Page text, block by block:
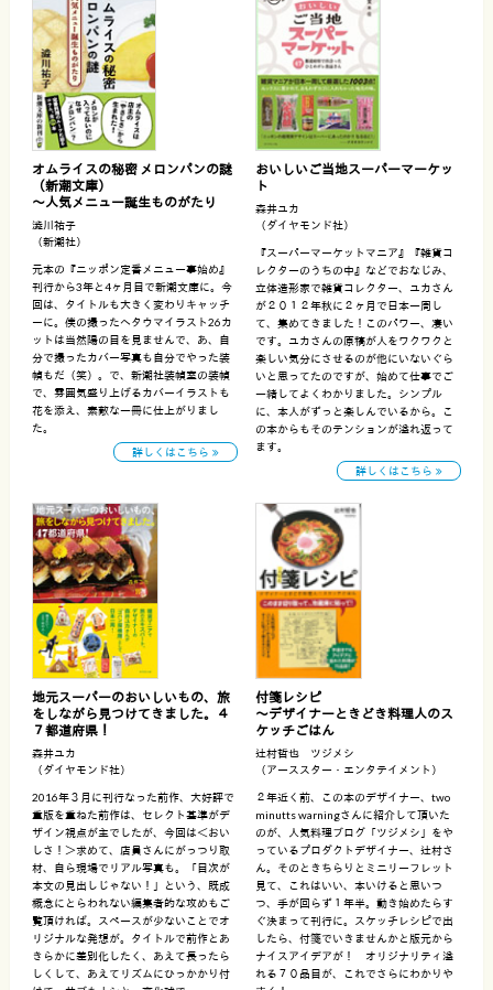
オムライスの秘密 メロンパンの謎
（新潮文庫）
〜人気メニュー誕生ものがたり
澁川祐子
（新潮社）
元本の『ニッポン定番メニュー事始め』
刊行から3年と4ヶ月目で新潮文庫に。今
回は、タイトルも大きく変わりキャッチ
ーに。僕の撮ったヘタウマイラスト26カ
ットは当然陽の目を見ませんで、あ、自
分で撮ったカバー写真も自分でやった装
幀もだ（笑）。で、新潮社装幀室の装幀
で、雰囲気盛り上げるカバーイラストも
花を添え、素敵な一冊に仕上がりまし
た。
詳しくはこちら
おいしいご当地スーパーマーケッ
ト
森井ユカ
（ダイヤモンド社）
『スーパーマーケットマニア』『雑貨コ
レクターのうちの中』などでおなじみ、
立体造形家で雑貨コレクター、ユカさん
が２０１２年秋に２ヶ月で日本一周し
て、集めてきました！このパワー、凄い
です。ユカさんの原稿が人をワクワクと
楽しい気分にさせるのが他にいないぐら
いと思ってたのですが、始めて仕事でご
一緒してよくわかりました。シンプル
に、本人がずっと楽しんでいるから。こ
の本からもそのテンションが溢れ返って
ます。
詳しくはこちら
地元スーパーのおいしいもの、旅
をしながら見つけてきました。４
７都道府県！
森井ユカ
（ダイヤモンド社）
2016年３月に刊行なった前作、大好評で
重版を重ねた前作は、セレクト基準がデ
ザイン視点が主でしたが、今回は＜おい
しさ！＞求めて、店員さんにがっつり取
材、自ら現場でリアル写真も。「目次が
本文の見出しじゃない！」という、既成
概念にとらわれない編集者的な攻めもご
覧頂ければ。スペースが少ないことでオ
リジナルな発想が。タイトルで前作とあ
きらかに差別化したく、あえて長ったら
しくして、あえてリズムにひっかかり付
付箋レシピ
〜デザイナーときどき料理人のス
ケッチごはん
辻村哲也 ツジメシ
（アーススター・エンタテイメント）
２年近く前、この本のデザイナー、two
minutts warningさんに紹介して頂いた
のが、人気料理ブログ「ツジメシ」をや
っているプロダクトデザイナー、辻村さ
ん。そのときちらりとミニリーフレット
見て、これはいい、本いけると思いつ
つ、手が回らず１年半。動き始めたらす
ぐ決まって刊行に。スケッチレシピで出
したら、付箋でいきませんかと版元から
ナイスアイデアが！ オリジナリティ溢
れる７０品目が、これでさらにわかりや